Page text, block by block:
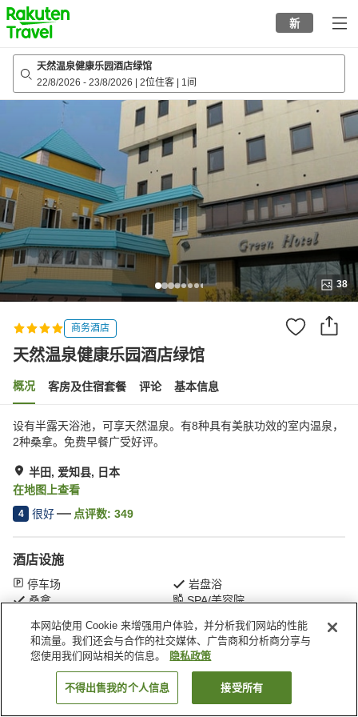
to
top
page
新
天然温泉健康乐园酒店绿馆
22/8/2026 - 23/8/2026 2位住客 1间
38
商务酒店
天然温泉健康乐园酒店绿馆
概况 客房及住宿套餐 评论 基本信息
设有半露天浴池，可享天然温泉。有8种具有美肤功效的室内温泉，
2种桑拿。免费早餐广受好评。
半田, 爱知县, 日本
在地图上查看
4 很好 点评数: 349
酒店设施
停车场
岩盘浴
桑拿
SPA/美容院
首页 日本 爱知县 半田 天然温泉健康乐园酒店绿馆
搜索客房
本网站使用 Cookie 来增强用户体验，并分析我们网站的性能
和流量。我们还会与合作的社交媒体、广告商和分析商分享与
您使用我们网站相关的信息。
隐私政策
不得出售我的个人信息 接受所有